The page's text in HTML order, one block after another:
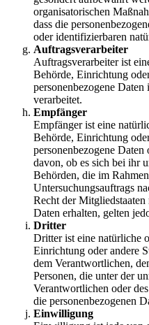
organisatorischen
dass die
oder identifizierbaren
Auftragsverarbeiter
Auftragsverarbeiter ist
Behörde, Einrichtung
personenbezogene
verarbeitet.
Empfänger
Empfänger ist eine
Behörde, Einrichtung
personenbezogene
davon, ob es sich bei ihr
Behörden, die im
Untersuchungsauftrags
Recht der
Daten erhalten, gelten
Dritter
Dritter ist eine natürliche
Einrichtung oder andere
dem Verantwortlichen,
Personen, die unter der
Verantwortlichen oder
die personenbezogenen
Einwilligung